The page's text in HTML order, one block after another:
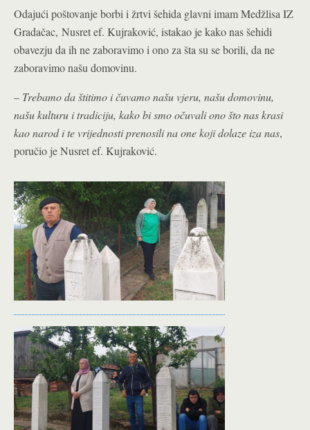
Odajući poštovanje borbi i žrtvi šehida glavni imam Medžlisa IZ
Gradačac, Nusret ef. Kujraković, istakao je kako nas šehidi
obavezju da ih ne zaboravimo i ono za šta su se borili, da ne
zaboravimo našu domovinu.
– Trebamo da štitimo i čuvamo našu vjeru, našu domovinu,
našu kulturu i tradiciju, kako bi smo očuvali ono što nas krasi
kao narod i te vrijednosti prenosili na one koji dolaze iza nas,
poručio je Nusret ef. Kujraković.